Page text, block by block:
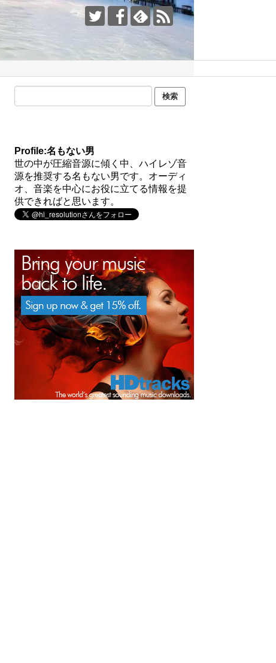
Profile:名もない男
世の中が圧縮音源に傾く中、ハイレゾ音
源を推奨する名もない男です。オーディ
オ、音楽を中心にお役に立てる情報を提
供できればと思います。